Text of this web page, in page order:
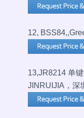
12,
13,JR8214 单
JINRUIJIA，深